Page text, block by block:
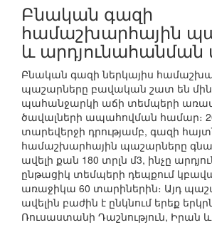
Բնական գազի
համաշխարհային
և
Բնական գազի ներկայիս
պաշարները բավական շատ են
պահանջարկի աճի տեմպերի
ծավալների ապահովման համար։
տարեվերջի դրությամբ, գազի
համաշխարհային պաշարները
ավելի քան 180 տրլն մ3, ինչը
ընթացիկ տեմպերի դեպքում
առաջիկա 60 տարիներին։ Այդ
ավելին բաժին է ընկնում երեք
Ռուսաստանի Դաշնություն, Իրան